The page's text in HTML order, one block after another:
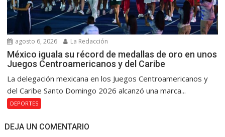
agosto 6, 2026 La Redacción
México iguala su récord de medallas de oro en unos
Juegos Centroamericanos y del Caribe
La delegación mexicana en los Juegos Centroamericanos y
del Caribe Santo Domingo 2026 alcanzó una marca...
DEPORTES
DEJA UN COMENTARIO